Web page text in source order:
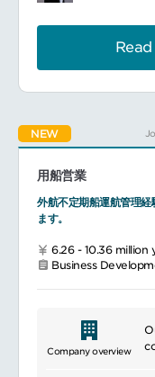
NEW
用船営業
外航不定期船運航管理
ます。
6.26 - 10.36 million
Business
Company overview